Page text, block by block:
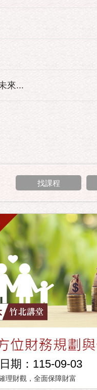
來...
期：115-09-03
理財觀，全面保障財富